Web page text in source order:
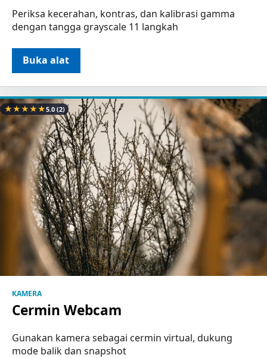
Periksa kecerahan, kontras, dan kalibrasi gamma
dengan tangga grayscale 11 langkah
Buka alat
★★★★★5.0(2)
KAMERA
Cermin Webcam
Gunakan kamera sebagai cermin virtual, dukung
mode balik dan snapshot